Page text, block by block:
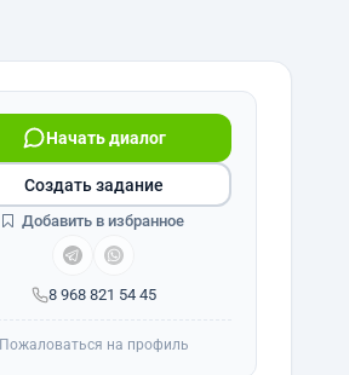
8 968 821 54 45
Начать диалог
Создать задание
Добавить в избранное
Пожаловаться на профиль